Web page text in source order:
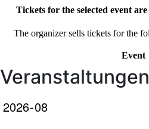
Veranstaltungen